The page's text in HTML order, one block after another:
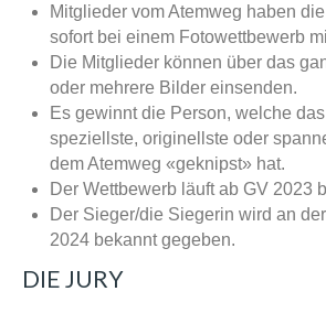
Mitglieder vom Atemweg haben
sofort bei einem Fotowettbewerb
Die Mitglieder können über das
oder mehrere Bilder einsenden.
Es gewinnt die Person, welche
speziellste, originellste oder
dem Atemweg «geknipst» hat.
Der Wettbewerb läuft ab GV 2023
Der Sieger/die Siegerin wird an
2024 bekannt gegeben.
DIE JURY